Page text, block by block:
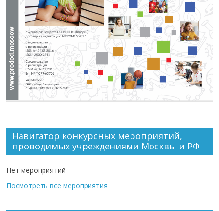
Навигатор конкурсных мероприятий,
проводимых учреждениями Москвы и РФ
Нет мероприятий
Посмотреть все мероприятия